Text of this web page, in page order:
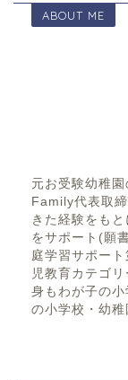
ABOUT ME
元お受験幼稚
Family代表取
きた経験をも
をサポート(願
庭学習サポー
児教育カテゴ
身もわが子の
の小学校・幼稚